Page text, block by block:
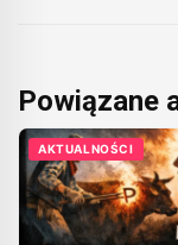
Powiązane
AKTUALNOŚCI